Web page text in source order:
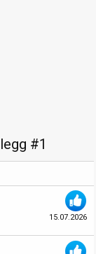
#1
15.07.2026